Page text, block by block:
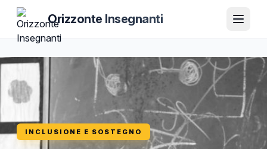
Orizzonte Insegnanti
INCLUSIONE E SOSTEGNO